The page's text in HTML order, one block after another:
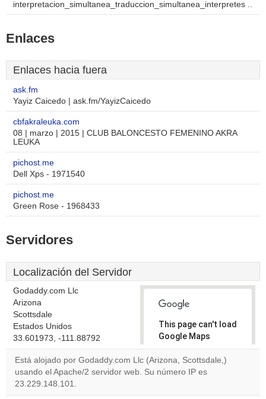
interpretacion_simultanea_traduccion_simultanea_interpretes ..
Enlaces
Enlaces hacia fuera
ask.fm
Yayiz Caicedo | ask.fm/YayizCaicedo
cbfakraleuka.com
08 | marzo | 2015 | CLUB BALONCESTO FEMENINO AKRA
LEUKA
pichost.me
Dell Xps - 1971540
pichost.me
Green Rose - 1968433
Servidores
Localización del Servidor
Godaddy.com Llc
Arizona
Scottsdale
Estados Unidos
33.601973, -111.88792
This page can't load
Google Maps
correctly.
Do you
Está alojado por Godaddy.com Llc (Arizona, Scottsdale,)
usando el Apache/2 servidor web. Su número IP es
23.229.148.101.